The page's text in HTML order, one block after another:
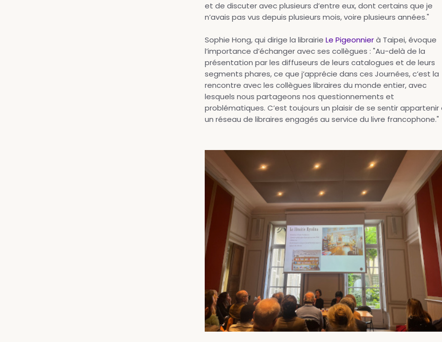
et de discuter avec plusieurs d’entre eux, dont certains que je
n’avais pas vus depuis plusieurs mois, voire plusieurs années."
Sophie Hong, qui dirige la librairie Le Pigeonnierà Taipei, évoque
l’importance d’échanger avec ses collègues : "Au-delà de la
présentation par les diffuseurs de leurs catalogues et de leurs
segments phares, ce que j’apprécie dans ces Journées, c’est la
rencontre avec les collègues libraires du monde entier, avec
lesquels nous partageons nos questionnements et
problématiques. C’est toujours un plaisir de se sentir appartenir
un réseau de libraires engagés au service du livre francophone."